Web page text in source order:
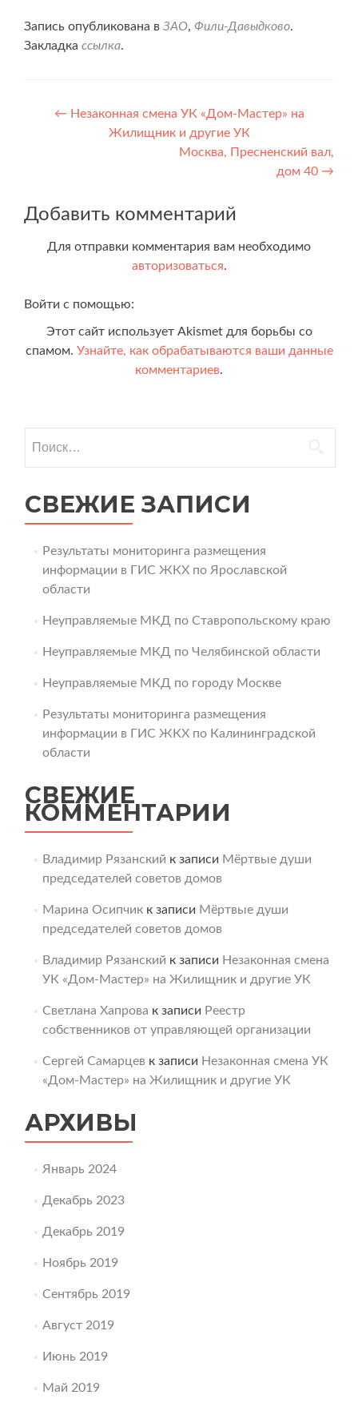
Запись опубликована в ЗАО, Фили-Давыдково.
Закладка ссылка.
Навигация
← Незаконная смена УК «Дом-Мастер» на
Жилищник и другие УК
Москва, Пресненский вал,
дом 40 →
Добавить комментарий
Для отправки комментария вам необходимо
авторизоваться.
Войти с помощью:
Этот сайт использует Akismet для борьбы со
спамом. Узнайте, как обрабатываются ваши данные
комментариев.
СВЕЖИЕ ЗАПИСИ
Результаты мониторинга размещения
информации в ГИС ЖКХ по Ярославской
области
Неуправляемые МКД по Ставропольскому краю
Неуправляемые МКД по Челябинской области
Неуправляемые МКД по городу Москве
Результаты мониторинга размещения
информации в ГИС ЖКХ по Калининградской
области
СВЕЖИЕ
КОММЕНТАРИИ
Владимир Рязанский к записи Мёртвые души
председателей советов домов
Марина Осипчикк записи Мёртвые души
председателей советов домов
Владимир Рязанский к записи Незаконная смена
УК «Дом-Мастер» на Жилищник и другие УК
Светлана Хапрова к записи Реестр
собственников от управляющей организации
Сергей Самарцевк записи Незаконная смена УК
«Дом-Мастер» на Жилищник и другие УК
АРХИВЫ
Январь 2024
Декабрь 2023
Декабрь 2019
Ноябрь 2019
Сентябрь 2019
Август 2019
Июнь 2019
Май 2019